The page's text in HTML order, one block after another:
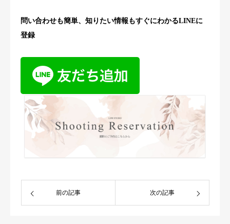
問い合わせも簡単、知りたい情報もすぐにわかるLINEに
登録
前の記事 次の記事